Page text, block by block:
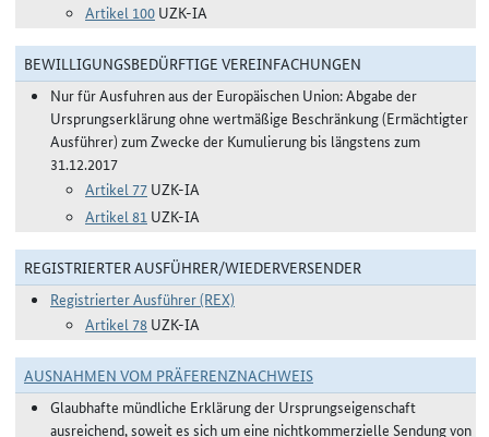
Artikel 100 UZK-IA
BEWILLIGUNGSBEDÜRFTIGE VEREINFACHUNGEN
Nur für Ausfuhren aus der Europäischen Union: Abgabe der
Ursprungserklärung ohne wertmäßige Beschränkung (Ermächtigter
Ausführer) zum Zwecke der Kumulierung bis längstens zum
31.12.2017
Artikel 77 UZK-IA
Artikel 81 UZK-IA
REGISTRIERTER AUSFÜHRER/WIEDERVERSENDER
Registrierter Ausführer (REX)
Artikel 78 UZK-IA
AUSNAHMEN VOM PRÄFERENZNACHWEIS
Glaubhafte mündliche Erklärung der Ursprungseigenschaft
ausreichend, soweit es sich um eine nichtkommerzielle Sendung von